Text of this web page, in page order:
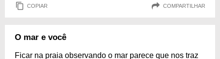
COPIAR COMPARTILHAR
O mar e você
Ficar na praia observando o mar parece que nos traz